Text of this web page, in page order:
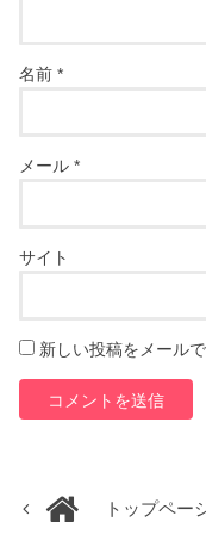
名前*
メール*
サイト
新しい投稿をメール
トップペー